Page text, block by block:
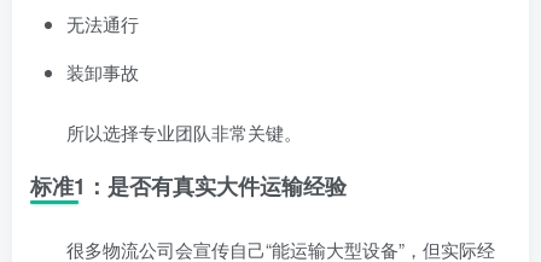
无法通行
装卸事故
所以选择专业团队非常关键。
标准1：是否有真实大件运输经验
很多物流公司会宣传自己“能运输大型设备”，但实际经